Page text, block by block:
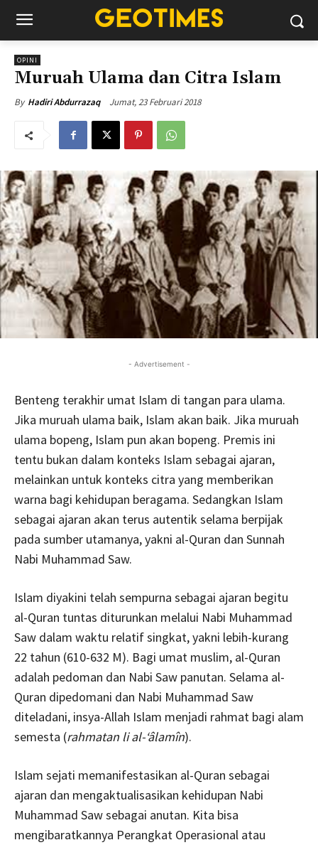
OPINI
Muruah Ulama dan Citra Islam
By Hadiri Abdurrazaq Jumat, 23 Februari 2018
- Advertisement -
Benteng terakhir umat Islam di tangan para ulama.
Jika muruah ulama baik, Islam akan baik. Jika muruah
ulama bopeng, Islam pun akan bopeng. Premis ini
tentu bukan dalam konteks Islam sebagai ajaran,
melainkan untuk konteks citra yang memberikan
warna bagi kehidupan beragama. Sedangkan Islam
sebagai ajaran akan terus autentik selama berpijak
pada sumber utamanya, yakni al-Quran dan Sunnah
Nabi Muhammad Saw.
Islam diyakini telah sempurna sebagai ajaran begitu
al-Quran tuntas diturunkan melalui Nabi Muhammad
Saw dalam waktu relatif singkat, yakni lebih-kurang
22 tahun (610-632 M). Bagi umat muslim, al-Quran
adalah pedoman dan Nabi Saw panutan. Selama al-
Quran dipedomani dan Nabi Muhammad Saw
diteladani, insya-Allah Islam menjadi rahmat bagi alam
semesta (rahmatan li al-‘âlamîn).
Islam sejati memanifestasikan al-Quran sebagai
ajaran dan mengaktualisasikan kehidupan Nabi
Muhammad Saw sebagai anutan. Kita bisa
mengibaratkannya Perangkat Operasional atau